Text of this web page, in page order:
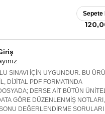
Sepete
SINAVI İÇİN UYGUNDUR. BU
DİJİTAL PDF FORMATINDA
DERSE AİT BÜTÜN
GÖRE DÜZENLENMİŞ
DEĞERLENDİRME SORULARI